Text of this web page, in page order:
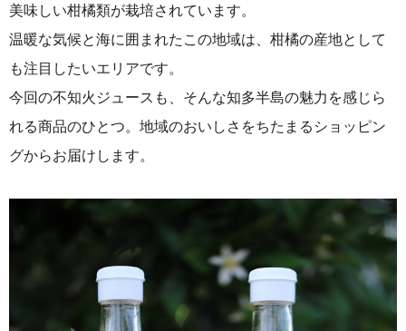
美味しい柑橘類が栽培されています。
温暖な気候と海に囲まれたこの地域は、柑橘の産地として
も注目したいエリアです。
今回の不知火ジュースも、そんな知多半島の魅力を感じら
れる商品のひとつ。 地域のおいしさをちたまるショッピン
グからお届けします。